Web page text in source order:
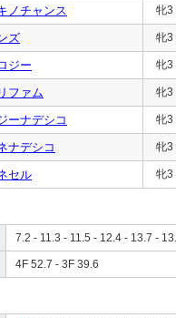
ノチャンス 牝3
ズ 牝3
ジー 牝3
ファム 牝3
ーナデシコ 牝3
ナデシコ 牝3
セル 牝3
7.2 - 11.3 - 11.5 - 12.4 - 13.7 -
4F 52.7 - 3F 39.6